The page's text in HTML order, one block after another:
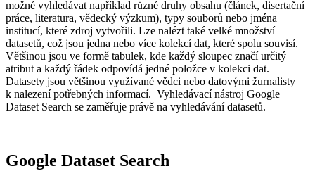
možné vyhledávat například různé druhy obsahu (článek, disertační
práce, literatura, vědecký výzkum), typy souborů nebo jména
institucí, které zdroj vytvořili. Lze nalézt také velké množství
datasetů, což jsou jedna nebo více kolekcí dat, které spolu souvisí.
Většinou jsou ve formě tabulek, kde každý sloupec značí určitý
atribut a každý řádek odpovídá jedné položce v kolekci dat.
Datasety jsou většinou využívané vědci nebo datovými žurnalisty
k nalezení potřebných informací. Vyhledávací nástroj Google
Dataset Search se zaměřuje právě na vyhledávání datasetů.
Google Dataset Search